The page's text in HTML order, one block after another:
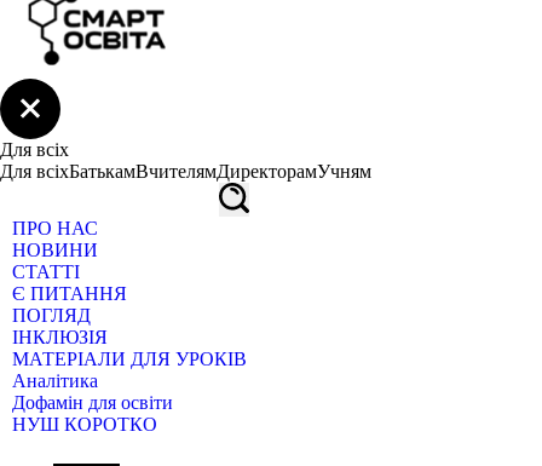
Для всіх
Для всіхБатькамВчителямДиректорамУчням
ПРО НАС
НОВИНИ
СТАТТІ
Є ПИТАННЯ
ПОГЛЯД
ІНКЛЮЗІЯ
МАТЕРІАЛИ ДЛЯ УРОКІВ
Аналітика
Дофамін для освіти
НУШ КОРОТКО